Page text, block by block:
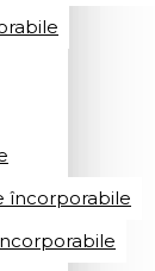
încorporabile